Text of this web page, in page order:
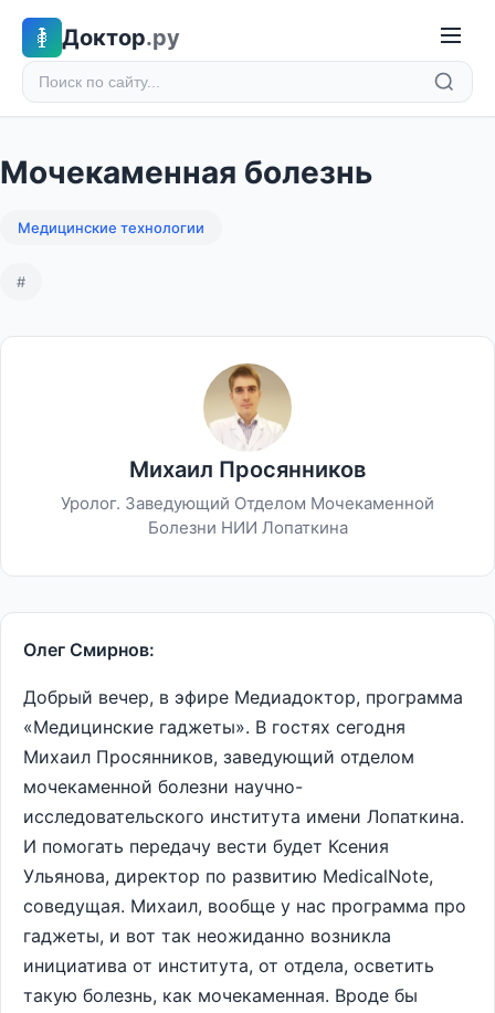
Доктор.ру
Мочекаменная болезнь
Медицинские технологии
#
Михаил Просянников
Уролог. Заведующий Отделом Мочекаменной
Болезни НИИ Лопаткина
Олег Смирнов:
Добрый вечер, в эфире Медиадоктор, программа
«Медицинские гаджеты». В гостях сегодня
Михаил Просянников, заведующий отделом
мочекаменной болезни научно-
исследовательского института имени Лопаткина.
И помогать передачу вести будет Ксения
Ульянова, директор по развитию MedicalNote,
соведущая. Михаил, вообще у нас программа про
гаджеты, и вот так неожиданно возникла
инициатива от института, от отдела, осветить
такую болезнь, как мочекаменная. Вроде бы